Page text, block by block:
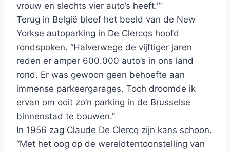
vrouw en slechts vier auto’s heeft.'”
Terug in België bleef het beeld van de New
Yorkse autoparking in De Clercqs hoofd
rondspoken. “Halverwege de vijftiger jaren
reden er amper 600.000 auto’s in ons land
rond. Er was gewoon geen behoefte aan
immense parkeergarages. Toch droomde ik
ervan om ooit zo’n parking in de Brusselse
binnenstad te bouwen.”
In 1956 zag Claude De Clercq zijn kans schoon.
“Met het oog op de wereldtentoonstelling van